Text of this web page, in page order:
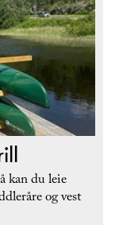
kan du leie
og vest